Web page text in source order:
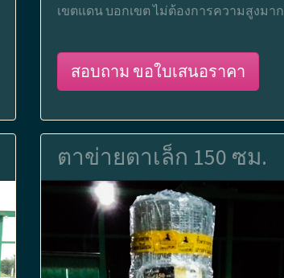
เขตแดน บอกเขต ไม่ต้องการความสูงมาก
สอบถาม ขอใบเสนอราคา
ตาข่ายตาเล็ก 150 ซม.